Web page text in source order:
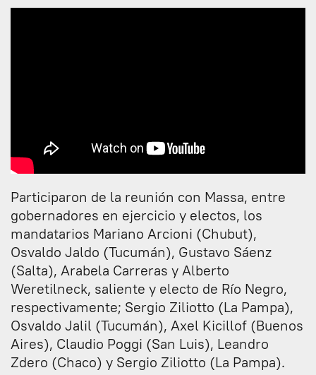
Participaron de la reunión con Massa, entre
gobernadores en ejercicio y electos, los
mandatarios Mariano Arcioni (Chubut),
Osvaldo Jaldo (Tucumán), Gustavo Sáenz
(Salta), Arabela Carreras y Alberto
Weretilneck, saliente y electo de Río Negro,
respectivamente; Sergio Ziliotto (La Pampa),
Osvaldo Jalil (Tucumán), Axel Kicillof (Buenos
Aires), Claudio Poggi (San Luis), Leandro
Zdero (Chaco) y Sergio Ziliotto (La Pampa).